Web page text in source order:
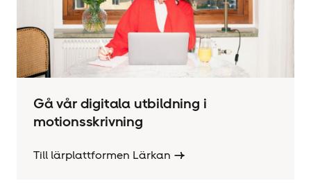
Gå vår digitala utbildning i
motionsskrivning
Till lärplattformen Lärkan